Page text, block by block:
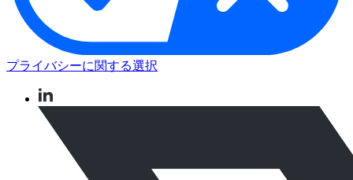
プライバシーに関する選択